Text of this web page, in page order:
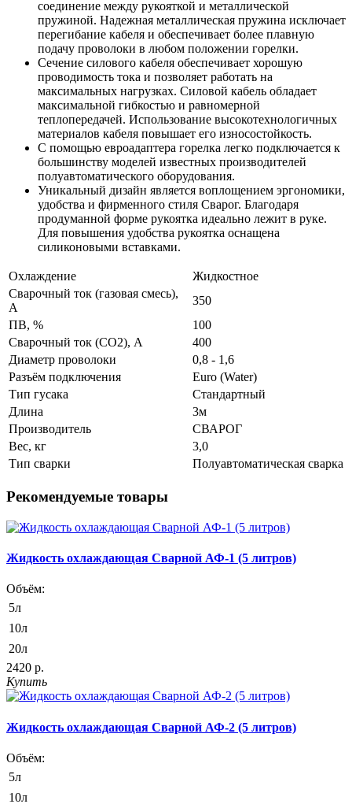
соединение между рукояткой и металлической
пружиной. Надежная металлическая пружина исключает
перегибание кабеля и обеспечивает более плавную
подачу проволоки в любом положении горелки.
Сечение силового кабеля обеспечивает хорошую
проводимость тока и позволяет работать на
максимальных нагрузках. Силовой кабель обладает
максимальной гибкостью и равномерной
теплопередачей. Использование высокотехнологичных
материалов кабеля повышает его износостойкость.
С помощью евроадаптера горелка легко подключается к
большинству моделей известных производителей
полуавтоматического оборудования.
Уникальный дизайн является воплощением эргономики,
удобства и фирменного стиля Сварог. Благодаря
продуманной форме рукоятка идеально лежит в руке.
Для повышения удобства рукоятка оснащена
силиконовыми вставками.
Охлаждение
Жидкостное
Сварочный ток (газовая смесь),
A
350
ПВ, %
100
Сварочный ток (СО2), A
400
Диаметр проволоки
0,8 - 1,6
Разъём подключения
Euro (Water)
Тип гусака
Стандартный
Длина
3м
Производитель
СВАРОГ
Вес, кг
3,0
Тип сварки
Полуавтоматическая сварка
Рекомендуемые товары
Жидкость охлаждающая Сварной АФ-1 (5 литров)
Объём:
5л
10л
20л
2420 р.
Купить
Жидкость охлаждающая Сварной АФ-2 (5 литров)
Объём:
5л
10л